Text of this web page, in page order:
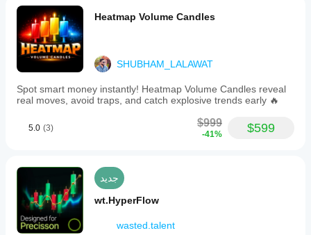
avoiding
signals
in
sideways
markets
and
filtering
weak
setups.
All
are
after
candle
close
for
reliability.
Heatmap Volume Candles
SHUBHAM_LALAWAT
Spot smart money instantly! Heatmap Volume Candles reveal
real moves, avoid traps, and catch explosive trends early 🔥
5.0 (3) $999
-41% $599
جديد
wt.HyperFlow
wasted.talent